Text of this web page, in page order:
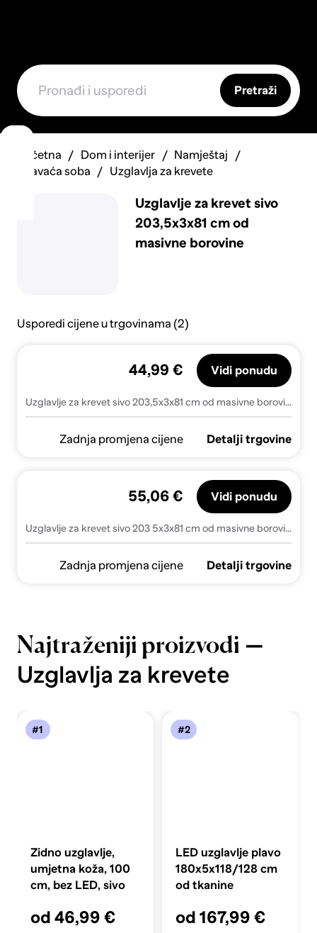
Pretraži
Početna Dom i interijer
Namještaj
Spavaća soba
Uzglavlja za krevete
Uzglavlje za krevet sivo
203,5x3x81 cm od
masivne borovine
Usporedi cijene u trgovinama (2)
Uzglavlje za krevet sivo 203,5x3x81 cm od masivne borovine
44,99 € Vidi ponudu
Zadnja promjena cijene Detalji trgovine
Uzglavlje za krevet sivo 203 5x3x81 cm od masivne borovine - Siva 203.5 x 81 cm 1
55,06 € Vidi ponudu
Zadnja promjena cijene Detalji trgovine
Najtraženiji proizvodi —
Uzglavlja za krevete
#1
Zidno uzglavlje,
umjetna koža, 100
cm, bez LED, sivo
od 46,99 €
#2
LED uzglavlje plavo
180x5x118/128 cm
od tkanine
od 167,99 €